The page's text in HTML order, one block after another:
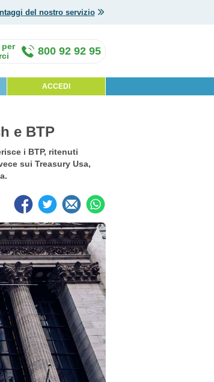
del nostro servizio
ACCEDI
800 92 92 95
e BTP
i BTP, ritenuti
sui Treasury Usa,